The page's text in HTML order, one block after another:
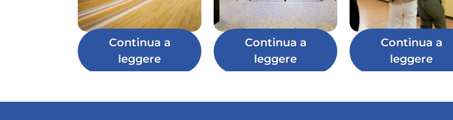
Continua a
leggere
Continua a
leggere
Continua a
leggere